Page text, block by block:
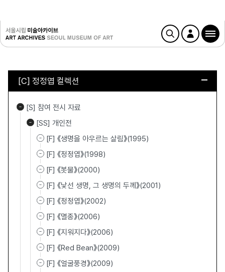
[C] 정정엽 컬렉션
[S] 참여 전시 자료
[SS] 개인전
[F] 《생명을 아우르는 살림》(1995)
[F] 《정정엽》(1998)
[F] 《봇물》(2000)
[F] 《낯선 생명, 그 생명의 두께》(2001)
[F] 《정정엽》(2002)
[F] 《멸종》(2006)
[F] 《지워지다》(2006)
[F] 《Red Bean》(2009)
[F] 《얼굴풍경》(2009)